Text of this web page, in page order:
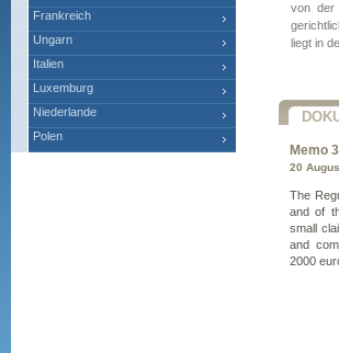
von der
liegt in
Memo
20
The
and of
small
and
2000
Frankreich
Ungarn
Italien
Luxemburg
Niederlande
Polen